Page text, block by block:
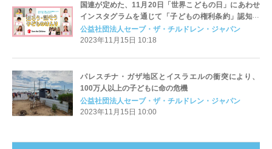
国連が定めた、11月20日「世界こどもの日」にあわせ
インスタグラムを通じて「子どもの権利条約」認知促
進へ ディーン・フジオカさん、渡辺満里奈さん、鈴木
亜美さんら著名人21人が条約を動画で紹介
公益社団法人セーブ・ザ・チルドレン・ジャパン
2023年11月15日 10:18
パレスチナ・ガザ地区とイスラエルの衝突により、
100万人以上の子どもに命の危機
公益社団法人セーブ・ザ・チルドレン・ジャパン
2023年11月15日 10:00